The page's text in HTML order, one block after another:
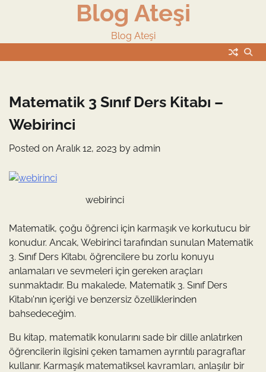
Blog Ateşi
Blog Ateşi
Matematik 3 Sınıf Ders Kitabı –
Webirinci
Posted on Aralık 12, 2023 by admin
webirinci
Matematik, çoğu öğrenci için karmaşık ve korkutucu bir
konudur. Ancak, Webirinci tarafından sunulan Matematik
3. Sınıf Ders Kitabı, öğrencilere bu zorlu konuyu
anlamaları ve sevmeleri için gereken araçları
sunmaktadır. Bu makalede, Matematik 3. Sınıf Ders
Kitabı'nın içeriği ve benzersiz özelliklerinden
bahsedeceğim.
Bu kitap, matematik konularını sade bir dille anlatırken
öğrencilerin ilgisini çeken tamamen ayrıntılı paragraflar
kullanır. Karmaşık matematiksel kavramları, anlaşılır bir